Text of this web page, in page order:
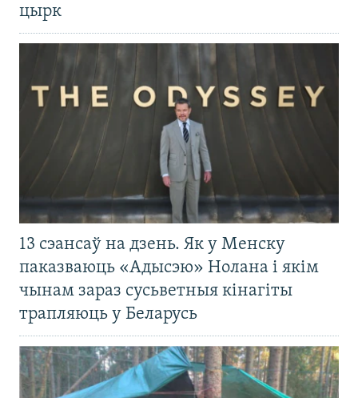
цырк
13 сэансаў на дзень. Як у Менску
паказваюць «Адысэю» Нолана і якім
чынам зараз сусьветныя кінагіты
трапляюць у Беларусь